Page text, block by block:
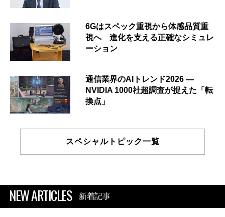
6Gはスペック重視から体感品質重
視へ 進化を支える正確なシミュレ
ーション
通信業界のAIトレンド2026 ―
NVIDIA 1000社超調査が捉えた「転
換点」
スペシャルトピック一覧
NEW ARTICLES 新着記事